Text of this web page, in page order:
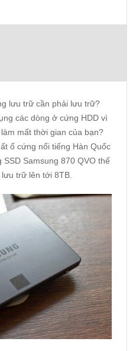
lưu trữ cần phải lưu trữ?
các dòng ở cứng HDD vì
mất thời gian của bạn?
ổ cứng nổi tiếng Hàn Quốc
Samsung 870 QVO thế
trữ lên tới 8TB.